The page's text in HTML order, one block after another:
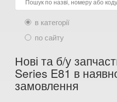
BMW
1 Series E81
1 Series E87
1 Series E88
в категорії
по сайту
Нові та б/у
Series E81 в
замовлення